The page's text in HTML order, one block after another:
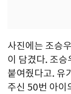
사진에는 조승
이 담겼다. 조
붙여줬다고. 유
주신 50번 아이